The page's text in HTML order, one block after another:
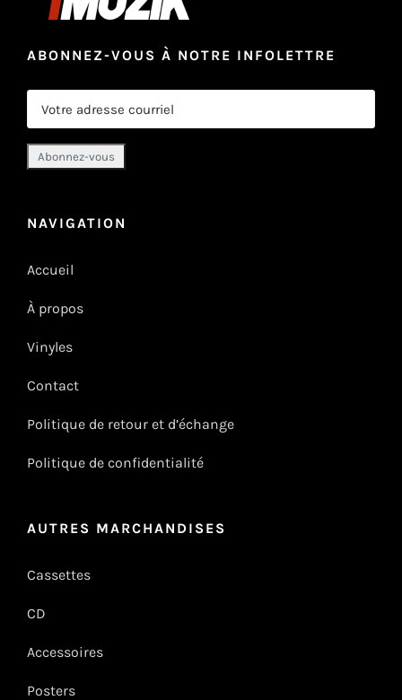
ABONNEZ-VOUS À NOTRE INFOLETTRE
NAVIGATION
Accueil
À propos
Vinyles
Contact
Politique de retour et d’échange
Politique de confidentialité
AUTRES MARCHANDISES
Cassettes
CD
Accessoires
Posters